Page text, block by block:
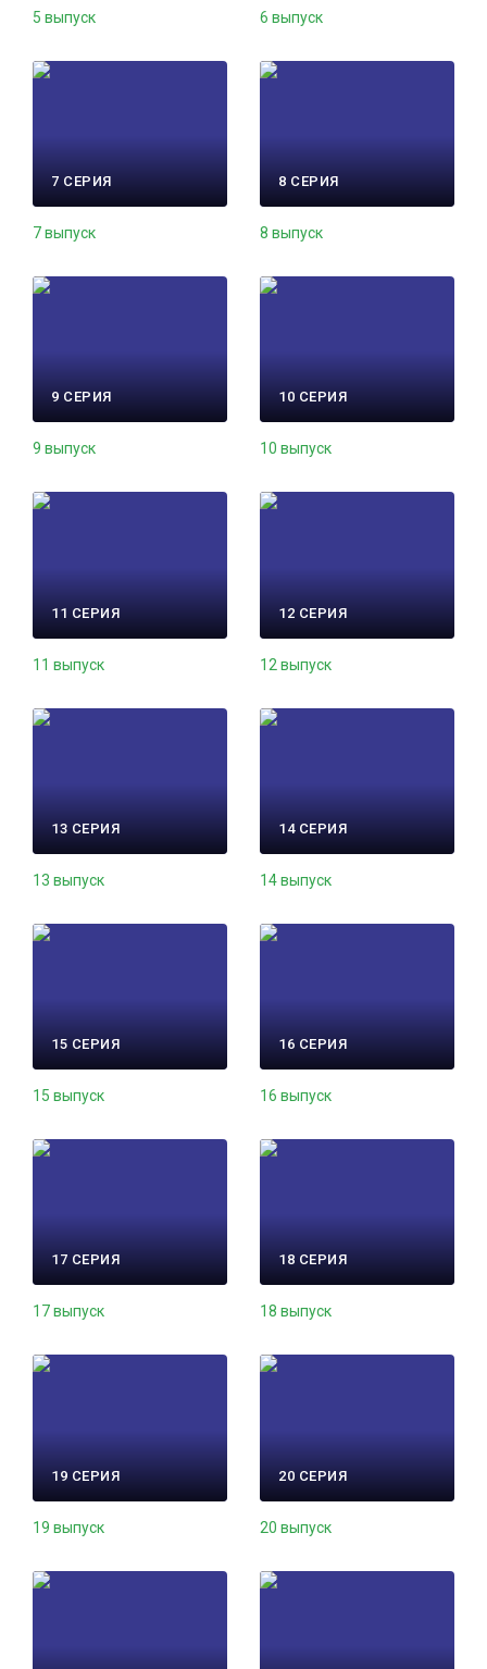
5 выпуск 6 выпуск
7 СЕРИЯ
7 выпуск
8 СЕРИЯ
8 выпуск
9 СЕРИЯ
9 выпуск
10 СЕРИЯ
10 выпуск
11 СЕРИЯ
11 выпуск
12 СЕРИЯ
12 выпуск
13 СЕРИЯ
13 выпуск
14 СЕРИЯ
14 выпуск
15 СЕРИЯ
15 выпуск
16 СЕРИЯ
16 выпуск
17 СЕРИЯ
17 выпуск
18 СЕРИЯ
18 выпуск
19 СЕРИЯ
19 выпуск
20 СЕРИЯ
20 выпуск